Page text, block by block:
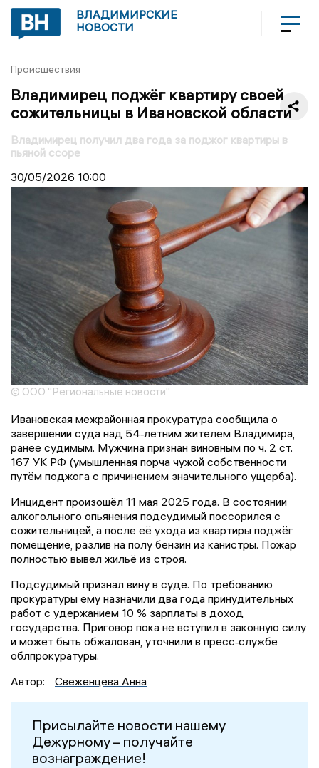
ВЛАДИМИРСКИЕ
НОВОСТИ
Происшествия
Владимирец поджёг квартиру своей
сожительницы в Ивановской области
Владимирец получил два года за поджог квартиры в
пьяной ссоре
30/05/2026 10:00
© ООО "Региональные новости"
Ивановская межрайонная прокуратура сообщила о
завершении суда над 54‑летним жителем Владимира,
ранее судимым. Мужчина признан виновным по ч. 2 ст.
167 УК РФ (умышленная порча чужой собственности
путём поджога с причинением значительного ущерба).
Инцидент произошёл 11 мая 2025 года. В состоянии
алкогольного опьянения подсудимый поссорился с
сожительницей, а после её ухода из квартиры поджёг
помещение, разлив на полу бензин из канистры. Пожар
полностью вывел жильё из строя.
Подсудимый признал вину в суде. По требованию
прокуратуры ему назначили два года принудительных
работ с удержанием 10 % зарплаты в доход
государства. Приговор пока не вступил в законную силу
и может быть обжалован, уточнили в пресс‑службе
облпрокуратуры.
Автор:
Свеженцева Анна
Присылайте новости нашему
Дежурному – получайте
вознаграждение!